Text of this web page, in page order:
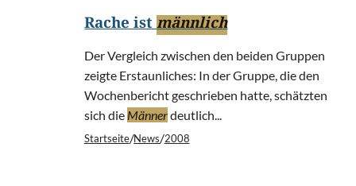
Rache istmännlich
Der Vergleich zwischen den beiden Gruppen
zeigte Erstaunliches: In der Gruppe, die den
Wochenbericht geschrieben hatte, schätzten
sich die Männerdeutlich...
Startseite/News/2008